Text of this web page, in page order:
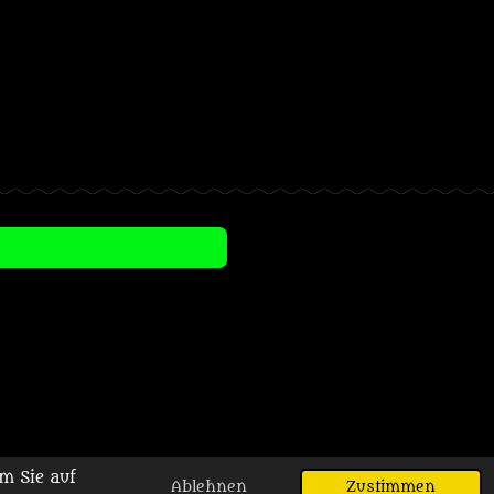
Sie auf
Ablehnen Zustimmen